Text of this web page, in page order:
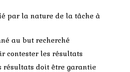
par la nature de la tâche à
au but recherché
contester les résultats
résultats doit être garantie